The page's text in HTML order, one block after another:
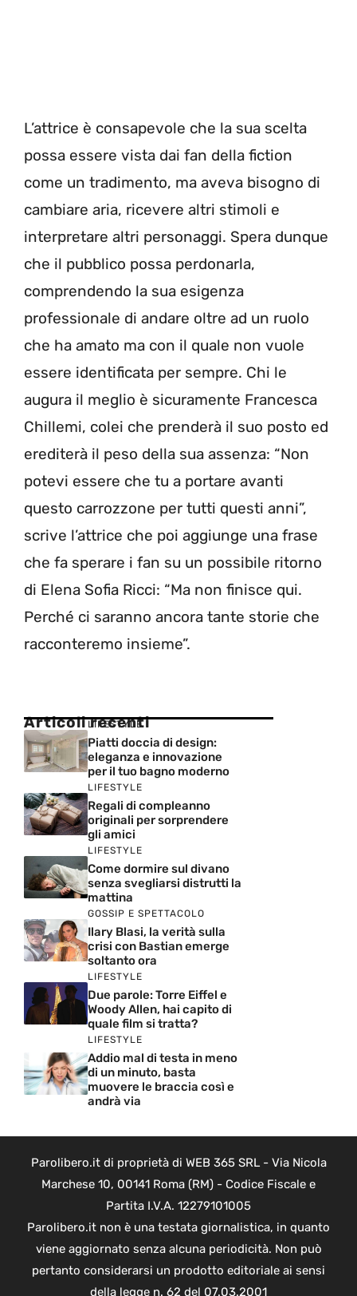
L’attrice è consapevole che la sua scelta
possa essere vista dai fan della fiction
come un tradimento, ma aveva bisogno di
cambiare aria, ricevere altri stimoli e
interpretare altri personaggi. Spera dunque
che il pubblico possa perdonarla,
comprendendo la sua esigenza
professionale di andare oltre ad un ruolo
che ha amato ma con il quale non vuole
essere identificata per sempre. Chi le
augura il meglio è sicuramente Francesca
Chillemi, colei che prenderà il suo posto ed
erediterà il peso della sua assenza: “Non
potevi essere che tu a portare avanti
questo carrozzone per tutti questi anni”,
scrive l’attrice che poi aggiunge una frase
che fa sperare i fan su un possibile ritorno
di Elena Sofia Ricci: “Ma non finisce qui.
Perché ci saranno ancora tante storie che
racconteremo insieme”.
Articoli recenti
LIFESTYLE
Piatti doccia di design:
eleganza e innovazione
per il tuo bagno moderno
LIFESTYLE
Regali di compleanno
originali per sorprendere
gli amici
LIFESTYLE
Come dormire sul divano
senza svegliarsi distrutti la
mattina
GOSSIP E SPETTACOLO
Ilary Blasi, la verità sulla
crisi con Bastian emerge
soltanto ora
LIFESTYLE
Due parole: Torre Eiffel e
Woody Allen, hai capito di
quale film si tratta?
LIFESTYLE
Addio mal di testa in meno
di un minuto, basta
muovere le braccia così e
andrà via
Parolibero.it di proprietà di WEB 365 SRL - Via Nicola
Marchese 10, 00141 Roma (RM) - Codice Fiscale e
Partita I.V.A. 12279101005
Parolibero.it non è una testata giornalistica, in quanto
viene aggiornato senza alcuna periodicità. Non può
pertanto considerarsi un prodotto editoriale ai sensi
della legge n. 62 del 07.03.2001